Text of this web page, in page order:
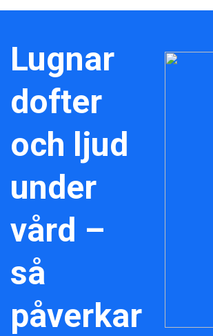
Lugnar
dofter
och ljud
under
vård –
så
påverkar